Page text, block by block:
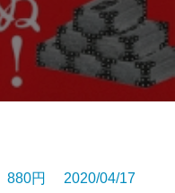
880円 2020/04/17